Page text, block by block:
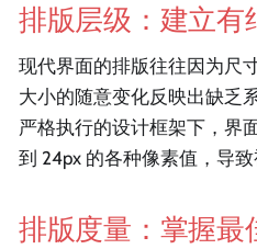
排版层级：建立有
现代界面的排版往往因为尺
大小的随意变化反映出缺乏
严格执行的设计框架下，界
到 24px 的各种像素值，导致
排版度量：掌握最